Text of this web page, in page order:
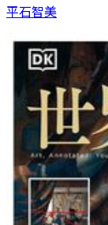
平石智美